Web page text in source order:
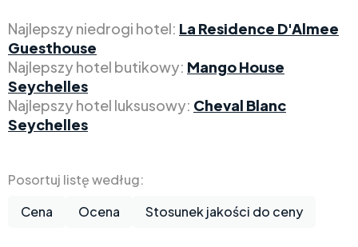
Najlepszy niedrogi hotel: La Residence D'Almee
Guesthouse
Najlepszy hotel butikowy: Mango House
Seychelles
Najlepszy hotel luksusowy: Cheval Blanc
Seychelles
Posortuj listę według:
Cena
Ocena Stosunek jakości do ceny